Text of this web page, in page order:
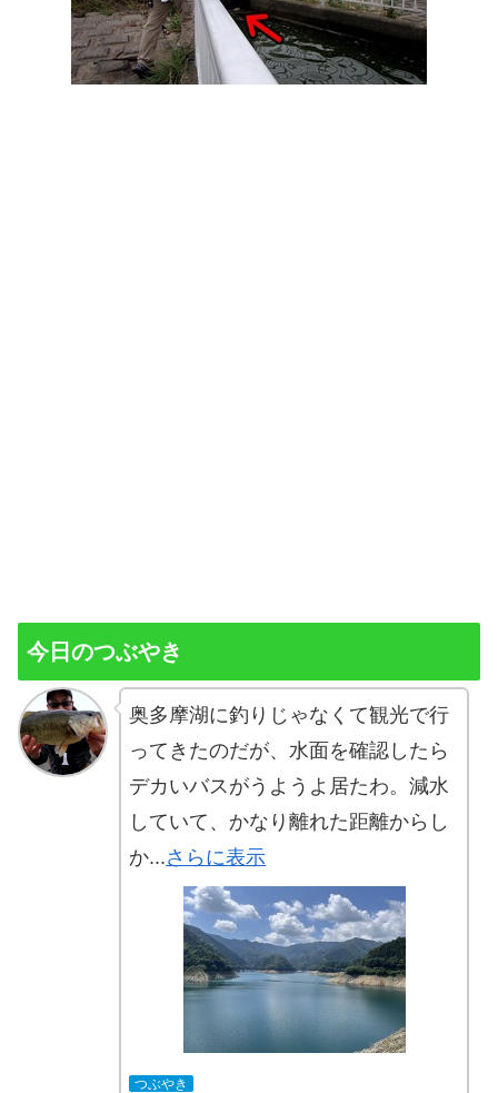
今日のつぶやき
奥多摩湖に釣りじゃなくて観光で行
ってきたのだが、水面を確認したら
デカいバスがうようよ居たわ。減水
していて、かなり離れた距離からし
か...さらに表示
つぶやき